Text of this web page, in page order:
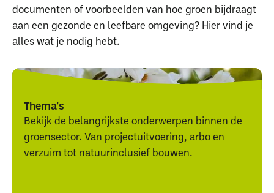
documenten of voorbeelden van hoe groen bijdraagt
aan een gezonde en leefbare omgeving? Hier vind je
alles wat je nodig hebt.
Thema's
Bekijk de belangrijkste onderwerpen binnen de
groensector. Van projectuitvoering, arbo en
verzuim tot natuurinclusief bouwen.